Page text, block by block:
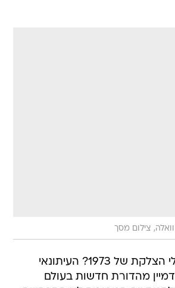
צילום מסך
מה היינו עושים בלי הצלקת של 1973? העיתונאי
מהדורת חדשות בעולם